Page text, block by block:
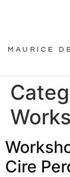
MAURICE
Cire